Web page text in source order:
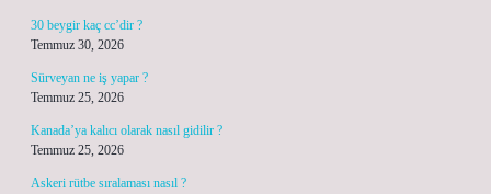
30 beygir kaç cc’dir ?
Temmuz 30, 2026
Sürveyan ne iş yapar ?
Temmuz 25, 2026
Kanada’ya kalıcı olarak nasıl gidilir ?
Temmuz 25, 2026
Askeri rütbe sıralaması nasıl ?